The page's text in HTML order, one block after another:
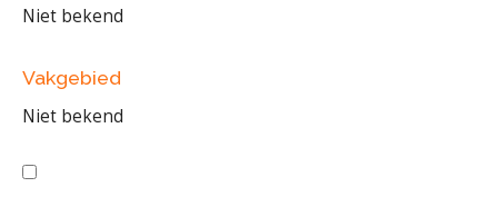
Niet bekend
Vakgebied
Niet bekend